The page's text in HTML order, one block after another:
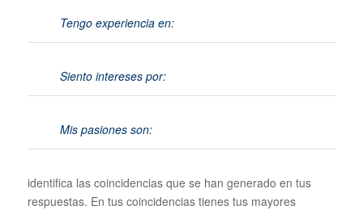
Tengo experiencia en:
Siento intereses por:
Mis pasiones son:
identifica las coincidencias que se han generado en tus
respuestas. En tus coincidencias tienes tus mayores